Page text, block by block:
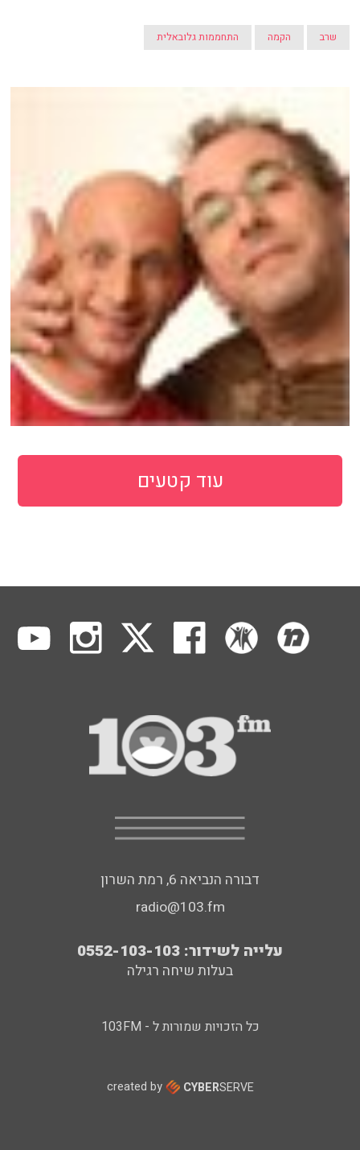
שרב הקמה התחממות גלובאלית
עוד קטעים
דבורה הנביאה 6, רמת השרון
radio@103.fm
עלייה לשידור: 0552-103-103
בעלות שיחה רגילה
כל הזכויות שמורות ל - 103FM
created by CYBERSERVE